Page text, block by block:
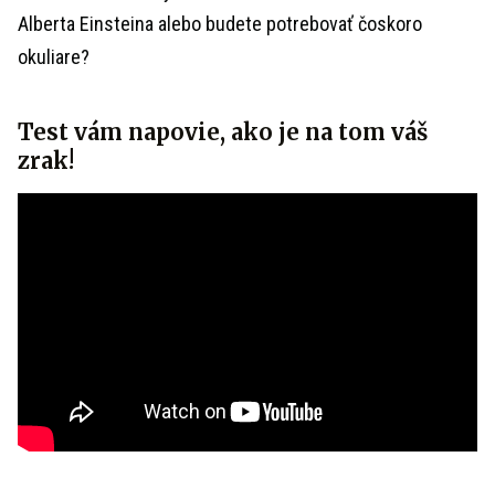
Alberta Einsteina alebo budete potrebovať čoskoro
okuliare?
Test vám napovie, ako je na tom váš
zrak!